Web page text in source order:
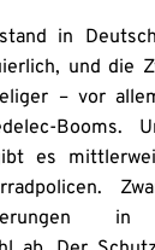
in
und die
– vor
Booms.
es